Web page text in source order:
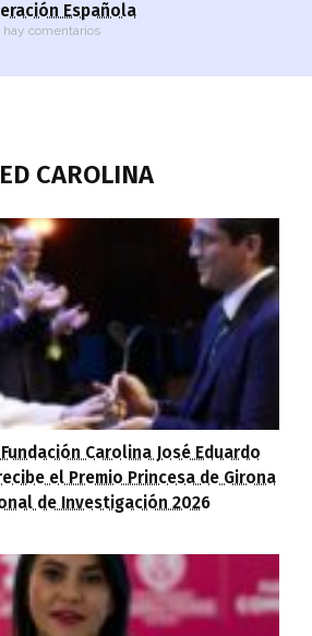
Española
hay comentarios
CAROLINA
Carolina José Eduardo
el Premio Princesa de Girona
de Investigación 2026